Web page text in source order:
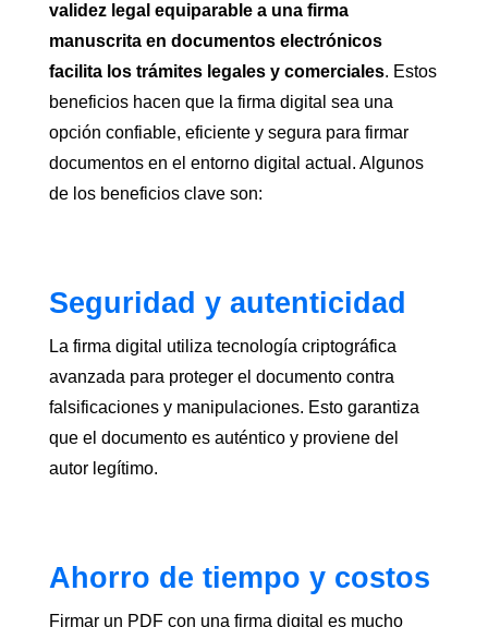
validez legal equiparable a una firma
manuscrita en documentos electrónicos
facilita los trámites legales y comerciales. Estos
beneficios hacen que la firma digital sea una
opción confiable, eficiente y segura para firmar
documentos en el entorno digital actual. Algunos
de los beneficios clave son:
Seguridad y autenticidad
La firma digital utiliza tecnología criptográfica
avanzada para proteger el documento contra
falsificaciones y manipulaciones. Esto garantiza
que el documento es auténtico y proviene del
autor legítimo.
Ahorro de tiempo y costos
Firmar un PDF con una firma digital es mucho